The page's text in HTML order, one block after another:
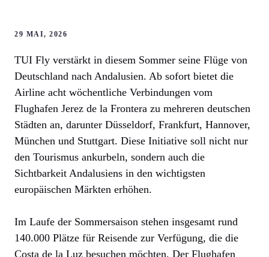
29 MAI, 2026
TUI Fly verstärkt in diesem Sommer seine Flüge von
Deutschland nach Andalusien. Ab sofort bietet die
Airline acht wöchentliche Verbindungen vom
Flughafen Jerez de la Frontera zu mehreren deutschen
Städten an, darunter Düsseldorf, Frankfurt, Hannover,
München und Stuttgart. Diese Initiative soll nicht nur
den Tourismus ankurbeln, sondern auch die
Sichtbarkeit Andalusiens in den wichtigsten
europäischen Märkten erhöhen.
Im Laufe der Sommersaison stehen insgesamt rund
140.000 Plätze für Reisende zur Verfügung, die die
Costa de la Luz besuchen möchten. Der Flughafen